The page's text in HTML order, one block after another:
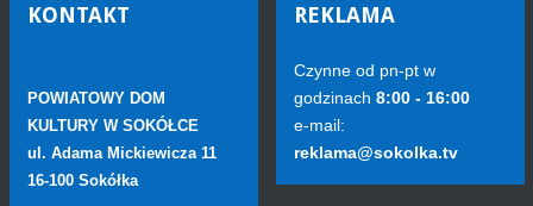
KONTAKT
POWIATOWY DOM
KULTURY W SOKÓŁCE
ul. Adama Mickiewicza 11
16-100 Sokółka
REKLAMA
Czynne od pn-pt w
godzinach 8:00 - 16:00
e-mail:
reklama@sokolka.tv